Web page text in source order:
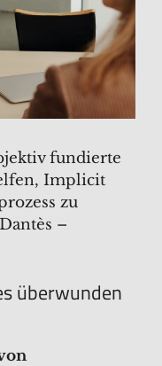
fundierte
Implicit
zu
–
überwunden